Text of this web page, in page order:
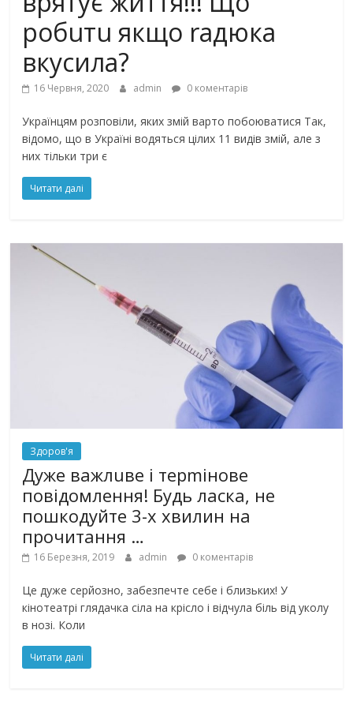
рoбuтu якщо rадюка
вкусила?
16 Червня, 2020 admin 0 коментарів
Українцям розповіли, яких змій варто побоюватися Так,
відомо, що в Україні водяться цілих 11 видів змій, але з
них тільки три є
Читати далі
Здоров'я
Дуже важлuве і терmінове
повідомлення! Будь ласка, не
пошкодуйте 3-х хвилин на
прочитання …
16 Березня, 2019 admin 0 коментарів
Це дуже серйозно, забезпечте себе і близьких! У
кінотеатрі глядачка сіла на крісло і відчула біль від уколу
в нозі. Коли
Читати далі